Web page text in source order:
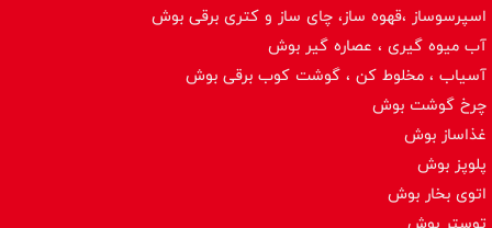
اسپرسوساز ،قهوه ساز، چای ساز و کتری برقی بوش
آب میوه گیری ، عصاره گیر بوش
آسیاب ، مخلوط کن ، گوشت کوب برقی بوش
چرخ گوشت بوش
غذاساز بوش
پلوپز بوش
اتوی بخار بوش